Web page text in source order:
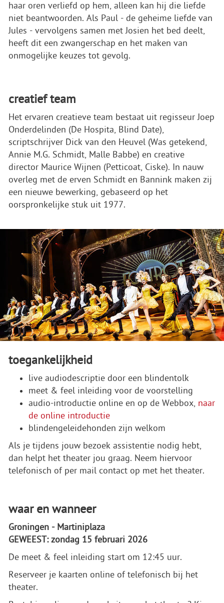
haar oren verliefd op hem, alleen kan hij die liefde
niet beantwoorden. Als Paul - de geheime liefde van
Jules - vervolgens samen met Josien het bed deelt,
heeft dit een zwangerschap en het maken van
onmogelijke keuzes tot gevolg.
creatief team
Het ervaren creatieve team bestaat uit regisseur Joep
Onderdelinden (De Hospita, Blind Date),
scriptschrijver Dick van den Heuvel (Was getekend,
Annie M.G. Schmidt, Malle Babbe) en creative
director Maurice Wijnen (Petticoat, Ciske). In nauw
overleg met de erven Schmidt en Bannink maken zij
een nieuwe bewerking, gebaseerd op het
oorspronkelijke stuk uit 1977.
toegankelijkheid
live audiodescriptie door een blindentolk
meet & feel inleiding voor de voorstelling
audio-introductie online en op de Webbox, naar
de online introductie
blindengeleidehonden zijn welkom
Als je tijdens jouw bezoek assistentie nodig hebt,
dan helpt het theater jou graag. Neem hiervoor
telefonisch of per mail contact op met het theater.
waar en wanneer
Groningen - Martiniplaza
GEWEEST: zondag 15 februari 2026
De meet & feel inleiding start om 12:45 uur.
Reserveer je kaarten online of telefonisch bij het
theater.